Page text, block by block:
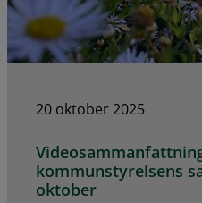
20 oktober 2025
kommunstyrelsens
oktober